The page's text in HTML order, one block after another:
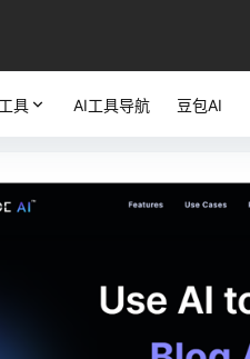
具 AI工具导航 豆包AI